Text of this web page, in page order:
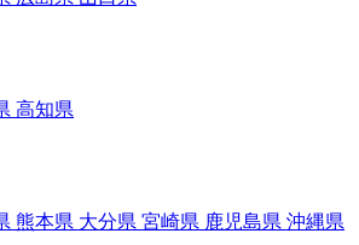
高知県
熊本県 大分県 宮崎県 鹿児島県 沖縄県